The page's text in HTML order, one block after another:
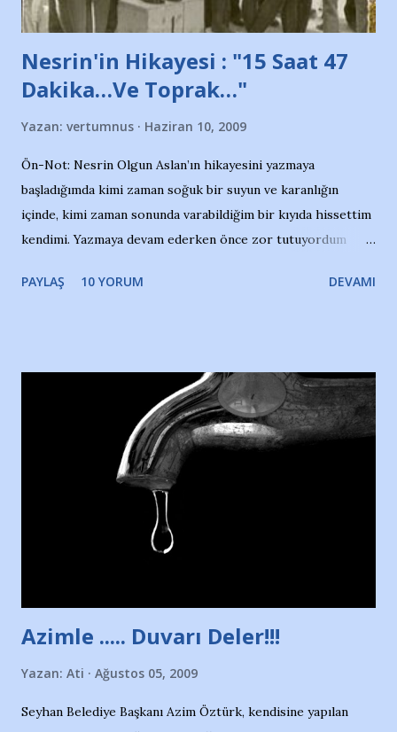
Nesrin'in Hikayesi : "15 Saat 47
Dakika…Ve Toprak…"
Yazan: vertumnus Haziran 10, 2009
Ön-Not: Nesrin Olgun Aslan’ın hikayesini yazmaya
başladığımda kimi zaman soğuk bir suyun ve karanlığın
içinde, kimi zaman sonunda varabildiğim bir kıyıda hissettim
kendimi. Yazmaya devam ederken önce zor tutuyordum
Yazımı, ağlayarak bitirebildim ancak…Kendisinin web
Nesrin’in Hikayesi’ne başlıyorum… 1964 Adana Yüzme
havuzunun kenarında 7 yaşında kara kuru bir kız çocuğu
duruyor. Havuzun içinde Adana Demirspor Kulübü
yüzücüleri. Erkekler çoğunlukta. Küçük kız etrafına bakıyor.
Sadece 4 kız çocuğu var. Nesrin, Adana Demirspor’un 4
kızından biri oluyor o gün…Giriyor havuza. 1973 – 1975
Adana Nesrin, 16 yaşında. Yüzüyor. 7 yaşında girdiği
Türkiye 3.lüğü var. 17 yaşında mar...
PAYLAŞ 10 YORUM DEVAMI
Azimle ..... Duvarı Deler!!!
Yazan: Ati Ağustos 05, 2009
Seyhan Belediye Başkanı Azim Öztürk, kendisine yapılan